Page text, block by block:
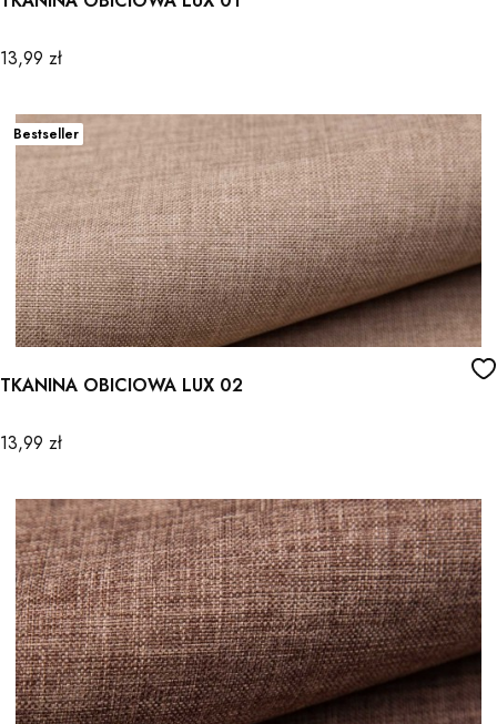
Cena
13,99 zł
Bestseller
TKANINA OBICIOWA LUX 02
Cena
13,99 zł